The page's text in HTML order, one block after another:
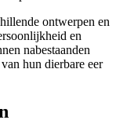
ontwerpen en
en
nabestaanden
hun dierbare eer